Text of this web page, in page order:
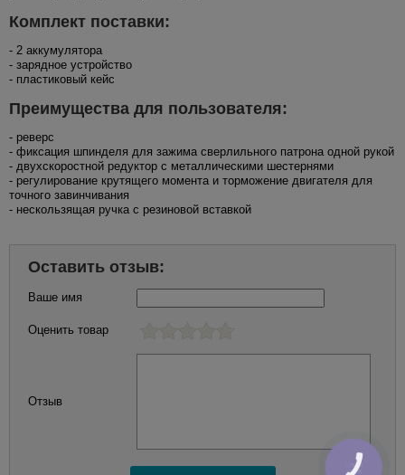
Комплект поставки:
- 2 аккумулятора
- зарядное устройство
- пластиковый кейс
Преимущества для пользователя:
- реверс
- фиксация шпинделя для зажима сверлильного патрона одной рукой
- двухскоростной редуктор с металлическими шестернями
- регулирование крутящего момента и торможение двигателя для
точного завинчивания
- нескользящая ручка с резиновой вставкой
Оставить отзыв:
Ваше имя
Оценить товар
Отзыв
КНОПКА
ЗВ'ЯЗКУ